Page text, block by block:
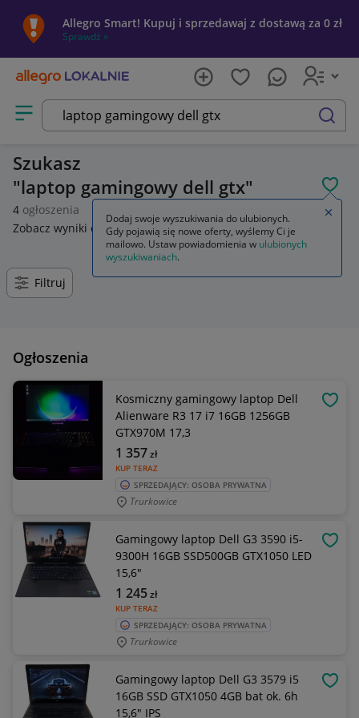
Allegro Smart! Kupuj i sprzedawaj z dostawą za 0 zł
Sprawdź »
Otwórz menu z kategoriami
szukaj
Szukasz
laptop gamingowy dell gtx
4 ogłoszenia
Zobacz wyniki dlalaptop gamingowy dell rtx.
Filtruj
Ogłoszenia
Kosmiczny gamingowy laptop Dell
Alienware R3 17 i7 16GB 1256GB
GTX970M 17,3
KUP TERAZ
1 357zł
SPRZEDAJĄCY: OSOBA PRYWATNA
Trurkowice
Gamingowy laptop Dell G3 3590 i5-
9300H 16GB SSD500GB GTX1050 LED
15,6"
KUP TERAZ
1 245zł
SPRZEDAJĄCY: OSOBA PRYWATNA
Trurkowice
Gamingowy laptop Dell G3 3579 i5
16GB SSD GTX1050 4GB bat ok. 6h
15,6" IPS
Dodaj swoje wyszukiwania do ulubionych.
Gdy pojawią się nowe oferty, wyślemy Ci je
mailowo. Ustaw powiadomienia w ulubionych
wyszukiwaniach.